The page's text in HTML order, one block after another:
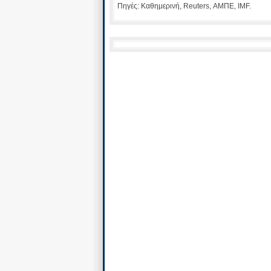
Πηγές: Καθημερινή, Reuters, ΑΜΠΕ, IMF.